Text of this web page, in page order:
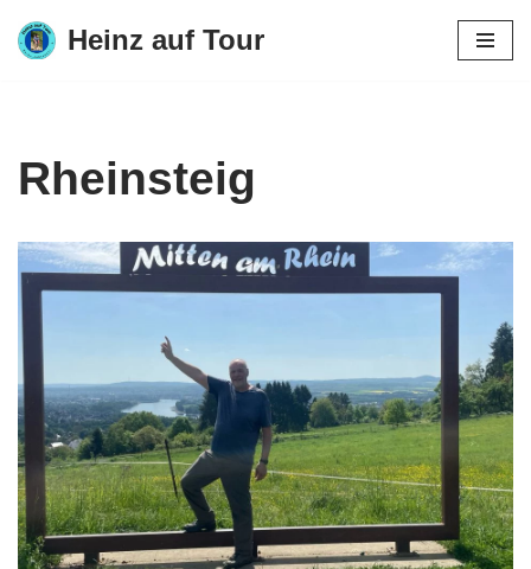
Zum
Heinz auf Tour
Rheinsteig